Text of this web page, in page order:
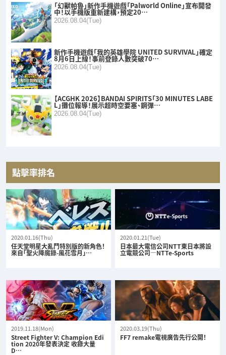
「幻獸帕魯」新作手機遊戲「Palworld Online」宣布開發
中！以手機版重新建構，預定20…
2026.08.04(Tue)
新作手機遊戲「我的英雄學院 UNITED SURVIVAL」確定
8月6日上線！事前登錄人數突破70…
2026.08.04(Tue)
【ACGHK 2026】BANDAI SPIRITS「30 MINUTES LABE
L」攤位報導！展示超時空要塞、鋼彈…
2026.08.04(Tue)
點擊率排名
2020.01.16(Thu)
任天堂明星大亂鬥特別版的新角色！
來自「聖火降魔錄-風花雪月」…
2020.01.21(Tue)
日本最大電信公司NTT東日本將設
立電競公司—NTTe-Sports
2019.11.18(Mon)
Street Fighter V: Champion Edi
tion 2020年發表決定 收錄大量
D…
2020.03.19(Thu)
FF7 remake電視廣告先行公開！